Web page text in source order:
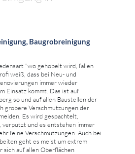
Baugrobreinigung
"wo gehobelt wird, fallen
weiß, dass bei Neu- und
immer wieder
Einsatz kommt. Das ist auf
so und auf allen Baustellen der
grobere Verschmutzungen der
Es wird gespachtelt,
verputzt und es entstehen immer
feine Verschmutzungen. Auch bei
geht es meist um extrem
sich auf allen Oberflächen